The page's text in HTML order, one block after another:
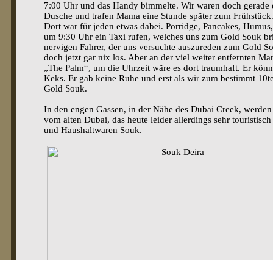
7:00 Uhr und das Handy bimmelte. Wir waren doch
Dusche und trafen Mama eine Stunde später zum Frühstück.
Dort war für jeden etwas dabei. Porridge, Pancakes,
um 9:30 Uhr ein Taxi rufen, welches uns zum Gold Souk
nervigen Fahrer, der uns versuchte auszureden zum Gold
doch jetzt gar nix los. Aber an der viel weiter entfernten
„The Palm“, um die Uhrzeit wäre es dort traumhaft. Er
Keks. Er gab keine Ruhe und erst als wir zum bestimmt
Gold Souk.
In den engen Gassen, in der Nähe des Dubai Creek,
vom alten Dubai, das heute leider allerdings sehr
und Haushaltwaren Souk.